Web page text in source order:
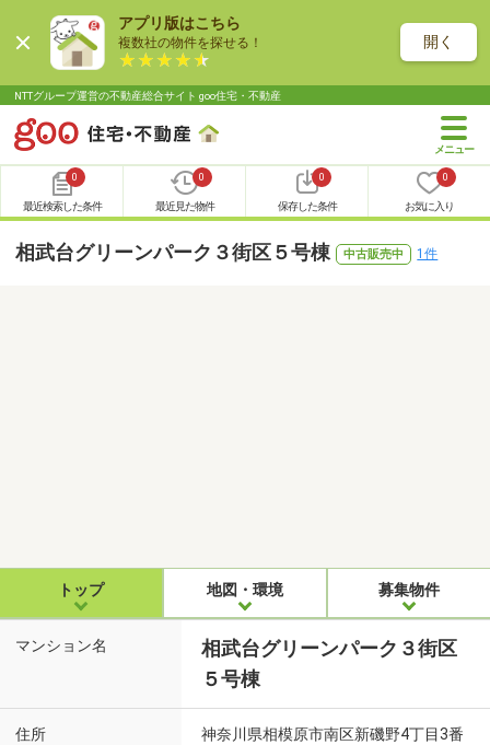
アプリ版はこちら
複数社の物件を探せる！ 開く
NTTグループ運営の不動産総合サイト goo住宅・不動産
0
最近検索した条件
0
最近見た物件
0
保存した条件
0
お気に入り
相武台グリーンパーク３街区５号棟 中古販売中 1件
トップ 地図・環境 募集物件
マンション名
相武台グリーンパーク３街区
５号棟
住所
神奈川県相模原市南区新磯野4丁目3番